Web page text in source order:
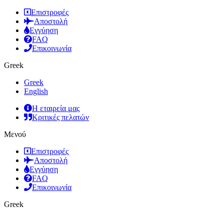
Επιστροφές
Αποστολή
Εγγύηση
FAQ
Επικοινωνία
Greek
Greek
English
Η εταιρεία μας
Κριτικές πελατών
Μενού
Επιστροφές
Αποστολή
Εγγύηση
FAQ
Επικοινωνία
Greek